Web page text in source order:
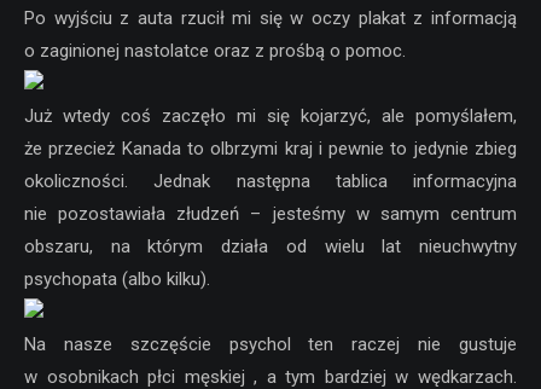
Po wyjściu z auta rzucił mi się w oczy plakat z informacją
o zaginionej nastolatce oraz z prośbą o pomoc.
Już wtedy coś zaczęło mi się kojarzyć, ale pomyślałem,
że przecież Kanada to olbrzymi kraj i pewnie to jedynie zbieg
okoliczności. Jednak następna tablica informacyjna
nie pozostawiała złudzeń – jesteśmy w samym centrum
obszaru, na którym działa od wielu lat nieuchwytny
psychopata (albo kilku).
Na nasze szczęście psychol ten raczej nie gustuje
w osobnikach płci męskiej , a tym bardziej w wędkarzach.